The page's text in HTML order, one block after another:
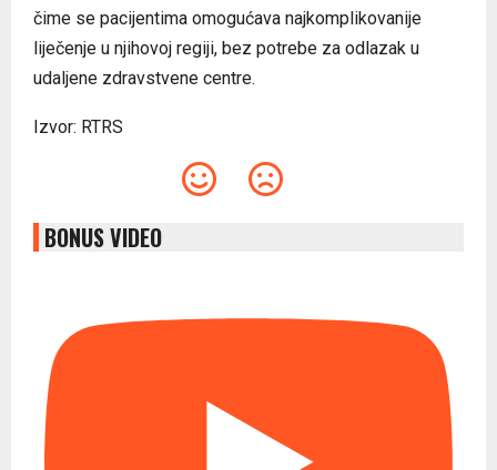
čime se pacijentima omogućava najkomplikovanije
liječenje u njihovoj regiji, bez potrebe za odlazak u
udaljene zdravstvene centre.
Izvor: RTRS
BONUS VIDEO